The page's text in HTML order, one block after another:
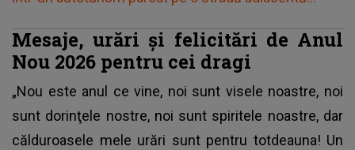
Mesaje, urări și felicitări de Anul
Nou 2026 pentru cei dragi
„Nou este anul ce vine, noi sunt visele noastre, noi
sunt dorinţele nostre, noi sunt spiritele noastre, dar
călduroasele mele urări sunt pentru totdeauna! Un